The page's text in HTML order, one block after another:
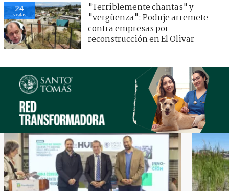
24
visitas
"Terriblemente chantas" y
"vergüenza": Poduje arremete
contra empresas por
reconstrucción en El Olivar